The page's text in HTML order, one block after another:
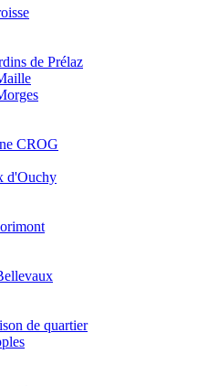
de Prélaz
CROG
d'Ouchy
de quartier